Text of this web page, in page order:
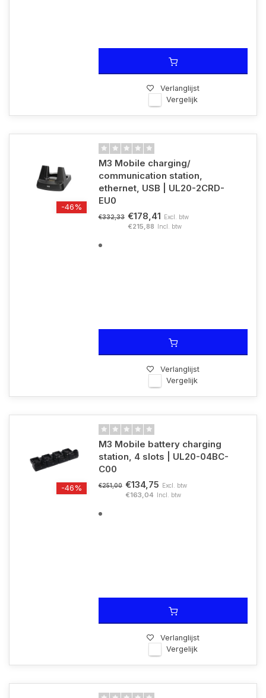
Verlanglijst
Vergelijk
-46%
M3 Mobile charging/
communication station,
ethernet, USB | UL20-2CRD-
EU0
€332,33 €178,41 Excl. btw
€215,88 Incl. btw
Verlanglijst
Vergelijk
-46%
M3 Mobile battery charging
station, 4 slots | UL20-04BC-
C00
€251,00 €134,75 Excl. btw
€163,04 Incl. btw
Verlanglijst
Vergelijk